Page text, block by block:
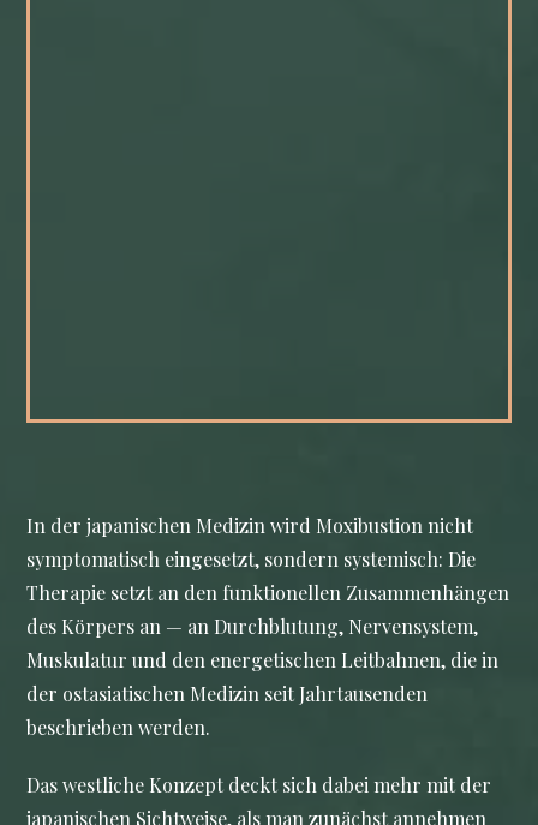
In der japanischen Medizin wird Moxibustion nicht
symptomatisch eingesetzt, sondern systemisch: Die
Therapie setzt an den funktionellen Zusammenhängen
des Körpers an — an Durchblutung, Nervensystem,
Muskulatur und den energetischen Leitbahnen, die in
der ostasiatischen Medizin seit Jahrtausenden
beschrieben werden.
Das westliche Konzept deckt sich dabei mehr mit der
japanischen Sichtweise, als man zunächst annehmen